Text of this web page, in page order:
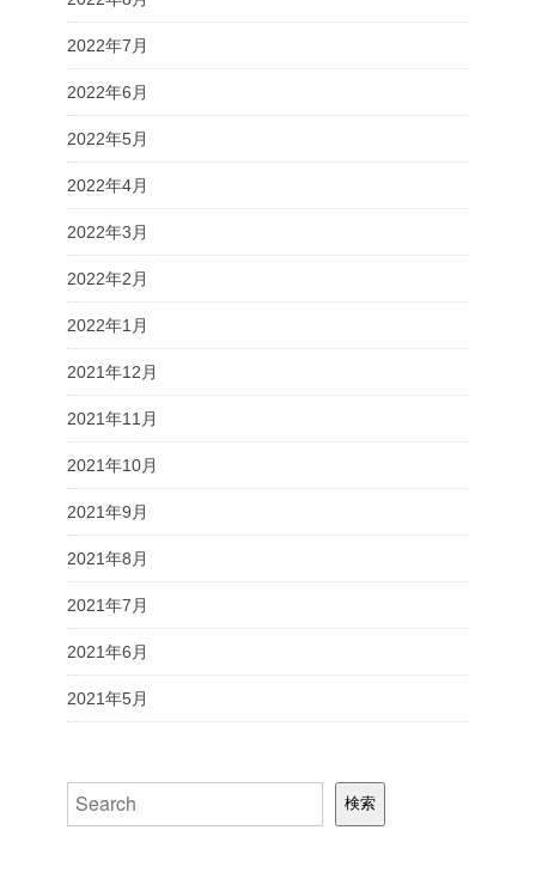
2022年7月
2022年6月
2022年5月
2022年4月
2022年3月
2022年2月
2022年1月
2021年12月
2021年11月
2021年10月
2021年9月
2021年8月
2021年7月
2021年6月
2021年5月
検索 検索